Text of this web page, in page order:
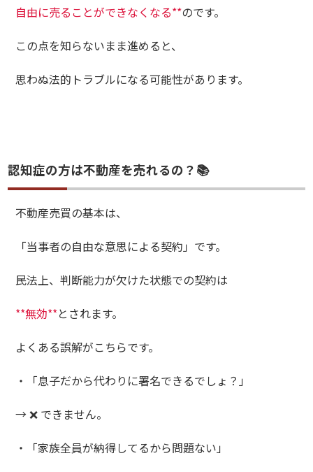
自由に売ることができなくなる**のです。
この点を知らないまま進めると、
思わぬ法的トラブルになる可能性があります。
認知症の方は不動産を売れるの？📚
不動産売買の基本は、
「当事者の自由な意思による契約」です。
民法上、判断能力が欠けた状態での契約は
**無効**とされます。
よくある誤解がこちらです。
・「息子だから代わりに署名できるでしょ？」
→ ❌ できません。
・「家族全員が納得してるから問題ない」